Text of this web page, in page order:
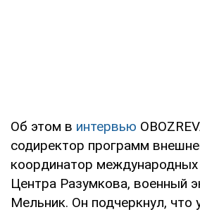
Об этом в интервью
содиректор программ
координатор международных
Центра Разумкова, военный
Мельник. Он подчеркнул, что